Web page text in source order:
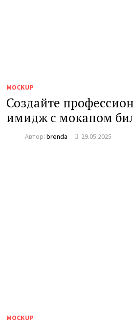
MOCKUP
Создайте
имидж с мокапом
Автор:brenda 29.05.2025
MOCKUP